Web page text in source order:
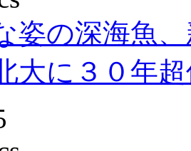
姿の深海魚
大に３０年